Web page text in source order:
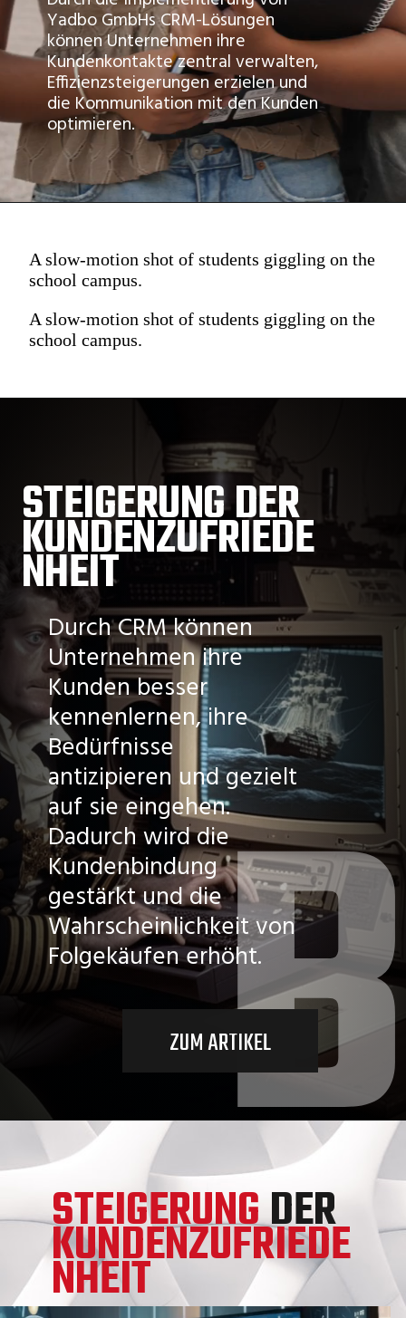
Yadbo GmbHs CRM-Lösungen
können Unternehmen ihre
Kundenkontakte zentral verwalten,
Effizienzsteigerungen erzielen und
die Kommunikation mit den Kunden
optimieren.
A slow-motion shot of students giggling on the
school campus.
A slow-motion shot of students giggling on the
school campus.
STEIGERUNG DER
KUNDENZUFRIEDE
NHEIT
Durch CRM können
Unternehmen ihre
Kunden besser
kennenlernen, ihre
Bedürfnisse
antizipieren und gezielt
auf sie eingehen.
Dadurch wird die
Kundenbindung
gestärkt und die
Wahrscheinlichkeit von
Folgekäufen erhöht.
ZUM ARTIKEL
STEIGERUNGDER
KUNDENZUFRIEDE
NHEIT